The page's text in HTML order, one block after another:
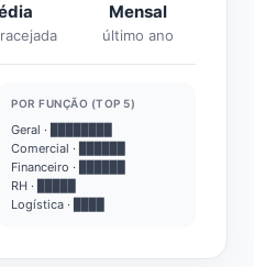
Mensal
último ano
POR FUNÇÃO (TOP 5)
Geral · ████████
Comercial · ██████
Financeiro · ██████
RH · █████
Logística · ████